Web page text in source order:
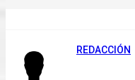
REDACCIÓN